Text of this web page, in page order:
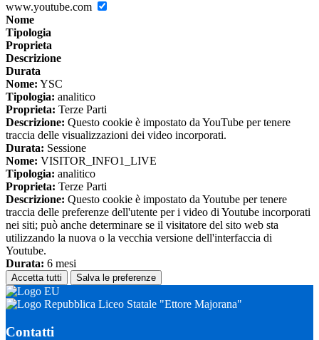
www.youtube.com
Nome
Tipologia
Proprieta
Descrizione
Durata
Nome: YSC
Tipologia: analitico
Proprieta: Terze Parti
Descrizione: Questo cookie è impostato da YouTube per tenere
traccia delle visualizzazioni dei video incorporati.
Durata: Sessione
Nome: VISITOR_INFO1_LIVE
Tipologia: analitico
Proprieta: Terze Parti
Descrizione: Questo cookie è impostato da Youtube per tenere
traccia delle preferenze dell'utente per i video di Youtube incorporati
nei siti; può anche determinare se il visitatore del sito web sta
utilizzando la nuova o la vecchia versione dell'interfaccia di
Youtube.
Durata: 6 mesi
Accetta tutti Salva le preferenze
Liceo Statale "Ettore Majorana"
Contatti